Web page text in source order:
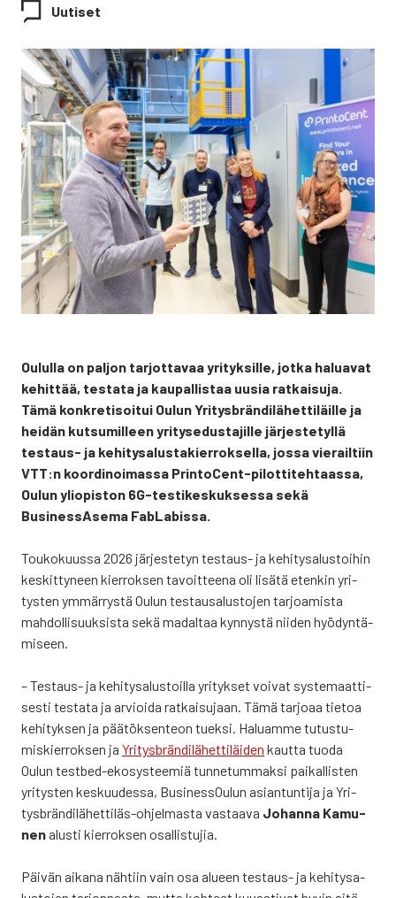
Uutiset
Oulul­la on pal­jon tar­jot­ta­vaa yri­tyk­sil­le, jot­ka halua­vat
kehit­tää, tes­ta­ta ja kau­pal­lis­taa uusia rat­kai­su­ja.
Tämä kon­kre­ti­soi­tui Oulun Yri­tysbrän­di­lä­het­ti­läil­le ja
hei­dän kut­su­mil­leen yri­ty­se­dus­ta­jil­le jär­jes­te­tyl­lä
tes­taus- ja kehi­ty­sa­lus­ta­kier­rok­sel­la, jos­sa vie­rail­tiin
VTT:n koor­di­noi­mas­sa Prin­toCent-pilot­ti­teh­taas­sa,
Oulun yli­opis­ton 6G-tes­ti­kes­kuk­ses­sa sekä
Business­Asema FabLa­bis­sa.
Tou­ko­kuus­sa 2026 jär­jes­te­tyn tes­taus- ja kehi­ty­sa­lus­toi­hin
kes­kit­ty­neen kier­rok­sen tavoit­tee­na oli lisä­tä eten­kin yri­
tys­ten ymmär­rys­tä Oulun tes­tausa­lus­to­jen tar­joa­mis­ta
mah­dol­li­suuk­sis­ta sekä madal­taa kyn­nys­tä nii­den hyö­dyn­tä­
mi­seen.
– Tes­taus- ja kehi­ty­sa­lus­toil­la yri­tyk­set voi­vat sys­te­maat­ti­
ses­ti tes­ta­ta ja arvioi­da rat­kai­su­jaan. Tämä tar­jo­aa tie­toa
kehi­tyk­sen ja pää­tök­sen­teon tuek­si. Haluam­me tutus­tu­
mis­kier­rok­sen ja Yri­tysbrän­di­lä­het­ti­läi­den kaut­ta tuo­da
Oulun test­bed-eko­sys­tee­miä tun­ne­tum­mak­si pai­kal­lis­ten
yri­tys­ten kes­kuu­des­sa, Business­Oulun asian­tun­ti­ja ja Yri­
tysbrän­di­lä­het­ti­läs-ohjel­mas­ta vas­taa­va Johan­na Kamu­
nen alus­ti kier­rok­sen osal­lis­tu­jia.
Päi­vän aika­na näh­tiin vain osa alu­een tes­taus- ja kehi­ty­sa­